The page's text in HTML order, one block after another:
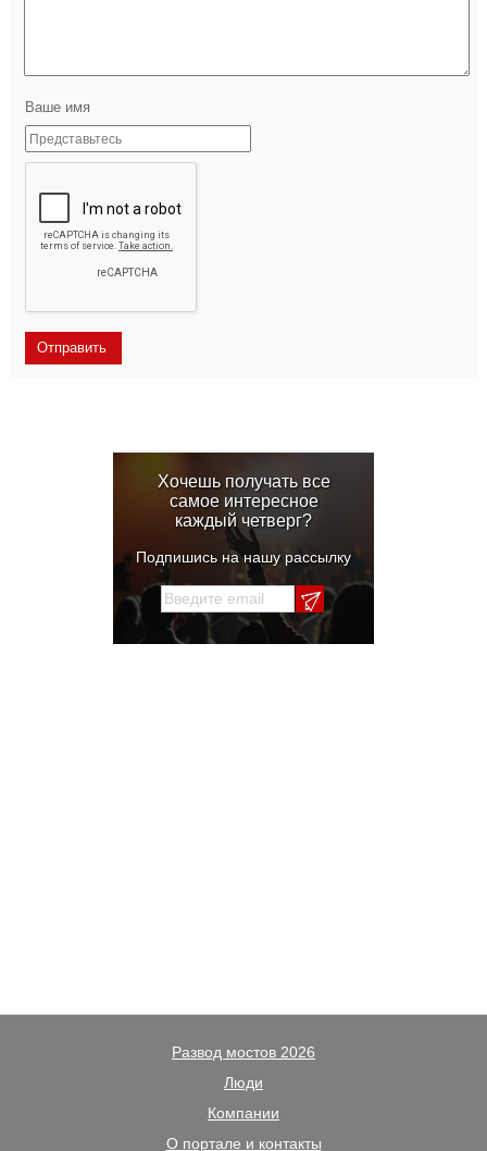
Ваше имя
Хочешь получать все
самое интересное
каждый четверг?
Подпишись на нашу рассылку
Развод мостов 2026
Люди
Компании
О портале и контакты